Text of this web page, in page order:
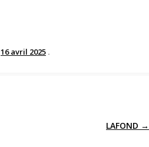
16 avril 2025 .
LAFOND →